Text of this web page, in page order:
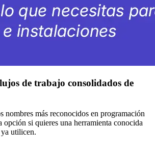
de trabajo consolidados de
nombres más reconocidos en programación
opción si quieres una herramienta conocida
utilicen.